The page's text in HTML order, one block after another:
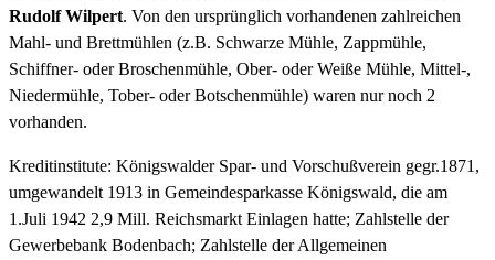
Rudolf Wilpert. Von den ursprünglich vorhandenen zahlreichen
Mahl- und Brettmühlen (z.B. Schwarze Mühle, Zappmühle,
Schiffner- oder Broschenmühle, Ober- oder Weiße Mühle, Mittel-,
Niedermühle, Tober- oder Botschenmühle) waren nur noch 2
vorhanden.
Kreditinstitute: Königswalder Spar- und Vorschußverein gegr.1871,
umgewandelt 1913 in Gemeindesparkasse Königswald, die am
1.Juli 1942 2,9 Mill. Reichsmarkt Einlagen hatte; Zahlstelle der
Gewerbebank Bodenbach; Zahlstelle der Allgemeinen